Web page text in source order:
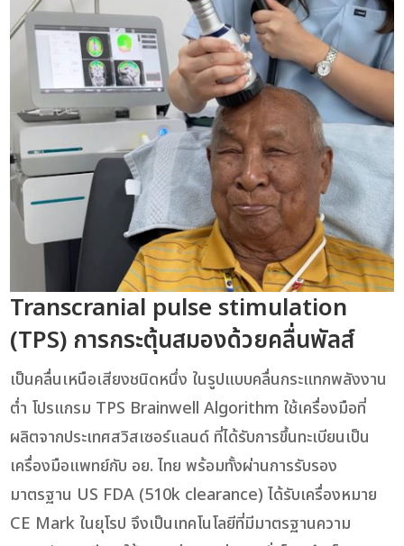
Transcranial pulse stimulation
(TPS) การกระตุ้นสมองด้วยคลื่นพัลส์
เป็นคลื่นเหนือเสียงชนิดหนึ่ง ในรูปแบบคลื่นกระแทกพลังงาน
ต่ำ โปรแกรม TPS Brainwell Algorithm ใช้เครื่องมือที่
ผลิตจากประเทศสวิสเซอร์แลนด์ ที่ได้รับการขึ้นทะเบียนเป็น
เครื่องมือแพทย์กับ อย. ไทย พร้อมทั้งผ่านการรับรอง
มาตรฐาน US FDA (510k clearance) ได้รับเครื่องหมาย
CE Mark ในยุโรป จึงเป็นเทคโนโลยีที่มีมาตรฐานความ